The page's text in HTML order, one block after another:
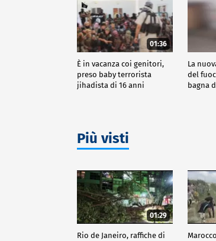
01:36
È in vacanza coi genitori,
preso baby terrorista
jihadista di 16 anni
La
del
bagna
Più visti
01:29
Rio de Janeiro, raffiche di